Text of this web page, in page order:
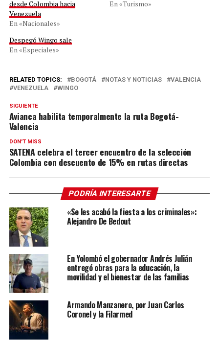
desde Colombia hacia
Venezuela
En «Nacionales»
En «Turismo»
Despegó Wingo sale
En «Especiales»
RELATED TOPICS: BOGOTÁ NOTAS Y NOTICIAS
VALENCIA
VENEZUELA
WINGO
SIGUIENTE
Avianca habilita temporalmente la ruta Bogotá-
Valencia
DON'T MISS
SATENA celebra el tercer encuentro de la selección
Colombia con descuento de 15% en rutas directas
PODRÍA INTERESARTE
«Se les acabó la fiesta a los criminales»:
Alejandro De Bedout
En Yolombó el gobernador Andrés Julián
entregó obras para la educación, la
movilidad y el bienestar de las familias
Armando Manzanero, por Juan Carlos
Coronel y la Filarmed